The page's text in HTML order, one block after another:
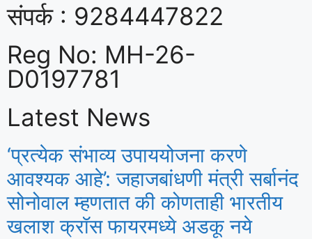
संपर्क : 9284447822
Reg No: MH-26-
D0197781
Latest News
‘प्रत्येक संभाव्य उपाययोजना करणे
आवश्यक आहे’: जहाजबांधणी मंत्री सर्बानंद
सोनोवाल म्हणतात की कोणताही भारतीय
खलाश क्रॉस फायरमध्ये अडकू नये